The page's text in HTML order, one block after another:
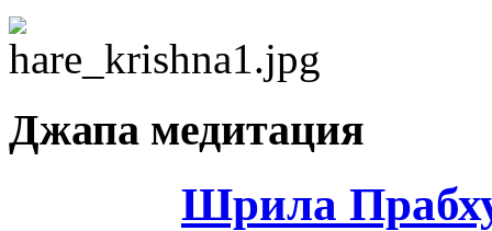
Джапа медитация
Шрила